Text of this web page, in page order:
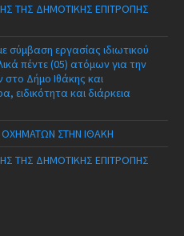
ΤΗΣ ΔΗΜΟΤΙΚΗΣ ΕΠΙΤΡΟΠΗΣ
σύμβαση εργασίας ιδιωτικού
πέντε (05) ατόμων για την
Δήμο Ιθάκης και
ειδικότητα και διάρκεια
ΣΤΗΝ ΙΘΑΚΗ
ΤΗΣ ΔΗΜΟΤΙΚΗΣ ΕΠΙΤΡΟΠΗΣ